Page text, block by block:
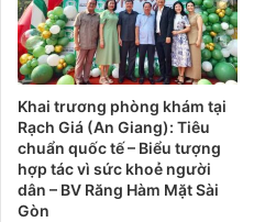
Khai trương phòng khám tại
Rạch Giá (An Giang): Tiêu
chuẩn quốc tế – Biểu tượng
hợp tác vì sức khoẻ người
dân – BV Răng Hàm Mặt Sài
Gòn